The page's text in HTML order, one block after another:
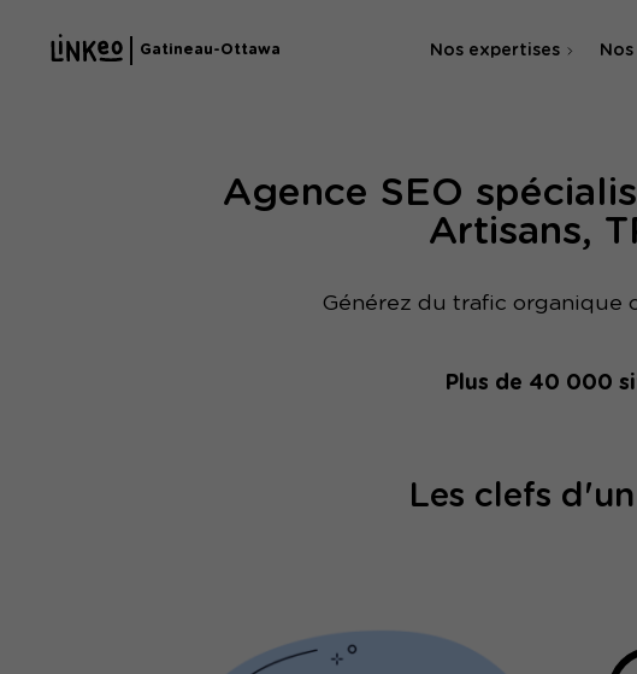
Gatineau-Ottawa Nos expertises
Agence SEA & SMA
Agence SEO
Artisans,
Générez du trafic organique
Plus de 40 000
Les clefs